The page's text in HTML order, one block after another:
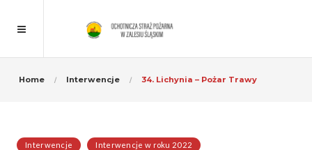
Home Interwencje 34. Lichynia – Pożar Trawy
Interwencje Interwencje w roku 2022